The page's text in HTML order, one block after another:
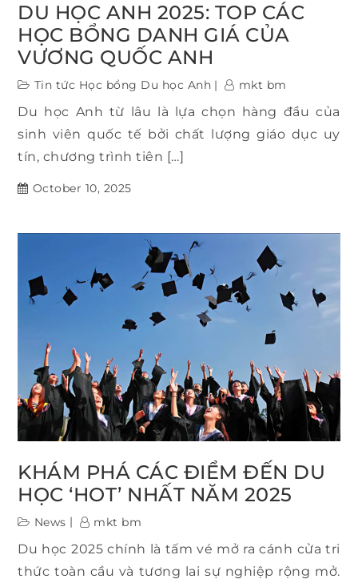
DU HỌC ANH 2025: TOP CÁC
HỌC BỔNG DANH GIÁ CỦA
VƯƠNG QUỐC ANH
Tin tức Học bổng Du học Anh mkt bm
Du học Anh từ lâu là lựa chọn hàng đầu của
sinh viên quốc tế bởi chất lượng giáo dục uy
tín, chương trình tiên […]
October 10, 2025
KHÁM PHÁ CÁC ĐIỂM ĐẾN DU
HỌC ‘HOT’ NHẤT NĂM 2025
News mkt bm
Du học 2025 chính là tấm vé mở ra cánh cửa tri
thức toàn cầu và tương lai sự nghiệp rộng mở.